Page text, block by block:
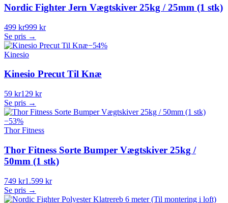
Nordic Fighter Jern Vægtskiver 25kg / 25mm (1 stk)
499 kr999 kr
Se pris →
−54%
Kinesio
Kinesio Precut Til Knæ
59 kr129 kr
Se pris →
−53%
Thor Fitness
Thor Fitness Sorte Bumper Vægtskiver 25kg /
50mm (1 stk)
749 kr1.599 kr
Se pris →